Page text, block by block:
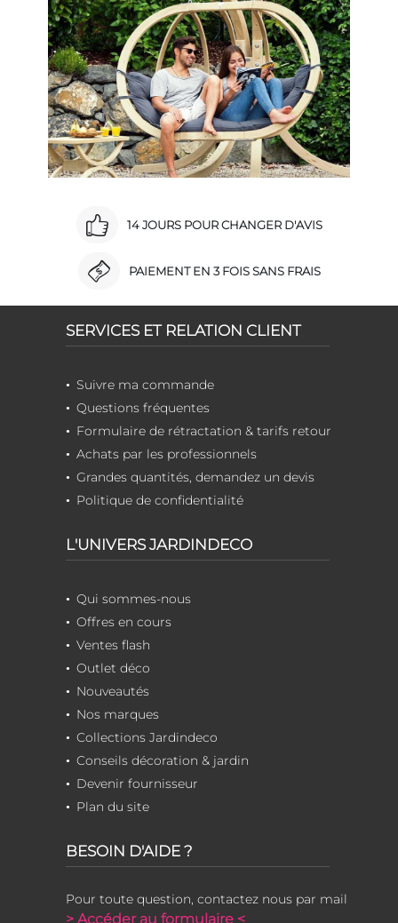
14 JOURS POUR CHANGER D'AVIS
PAIEMENT EN 3 FOIS SANS FRAIS
SERVICES ET RELATION CLIENT
Suivre ma commande
Questions fréquentes
Formulaire de rétractation & tarifs retour
Achats par les professionnels
Grandes quantités, demandez un devis
Politique de confidentialité
L'UNIVERS JARDINDECO
Qui sommes-nous
Offres en cours
Ventes flash
Outlet déco
Nouveautés
Nos marques
Collections Jardindeco
Conseils décoration & jardin
Devenir fournisseur
Plan du site
BESOIN D'AIDE ?
Pour toute question, contactez nous par mail
> Accéder au formulaire <